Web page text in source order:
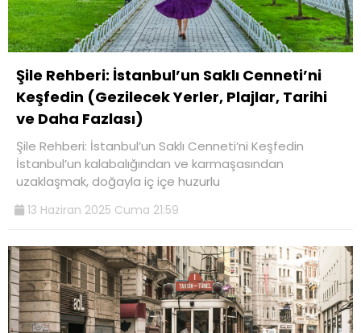
Şile Rehberi: İstanbul’un Saklı Cenneti’ni
Keşfedin (Gezilecek Yerler, Plajlar, Tarihi
ve Daha Fazlası)
Şile Rehberi: İstanbul’un Saklı Cenneti’ni Keşfedin
İstanbul’un kalabalığından ve karmaşasından
uzaklaşmak, doğayla iç içe huzurlu
13 Haziran 2025 Cuma 21:59